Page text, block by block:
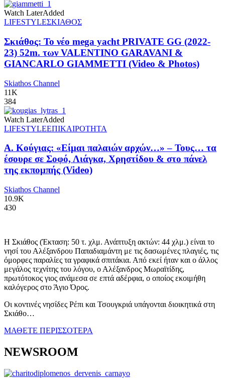
Watch LaterAdded
LIFESTYLEΣΚΙΑΘΟΣ
Σκιάθος: Το νέο mega yacht PRIVATE GG (2022-
23) 52m. των VALENTINO GARAVANI &
GIANCARLO GIAMMETTI (Video & Photos)
Skiathos Channel
11K
384
Watch LaterAdded
LIFESTYLEΕΠΙΚΑΙΡΟΤΗΤΑ
Α. Κούγιας: «Είμαι παλαιών αρχών…» – Τους… τα
έσουρε σε Σοφό, Λιάγκα, Χρηστίδου & στο πάνελ
της εκπομπής (Video)
Skiathos Channel
10.9K
430
Η Σκιάθος (Έκταση: 50 τ. χλμ. Ανάπτυξη ακτών: 44 χλμ.) είναι το
νησί του Αλέξανδρου Παπαδιαμάντη με τις δασωμένες πλαγιές, τις
όμορφες παραλίες τα γραφικά σπιτάκια. Από εκεί ήταν και ο άλλος
μεγάλος τεχνίτης του λόγου, ο Αλέξανδρος Μωραϊτίδης,
πρωτότοκος γιος ανάμεσα σε επτά αδέρφια, ο οποίος εκοιμήθη
καλόγερος στο Άγιο Όρος.
Οι κοντινές νησίδες Ρέπι και Τσουγκριά υπάγονται διοικητικά στη
Σκιάθο…
ΜΑΘΕΤΕ ΠΕΡΙΣΣΟΤΕΡΑ
NEWSROOM